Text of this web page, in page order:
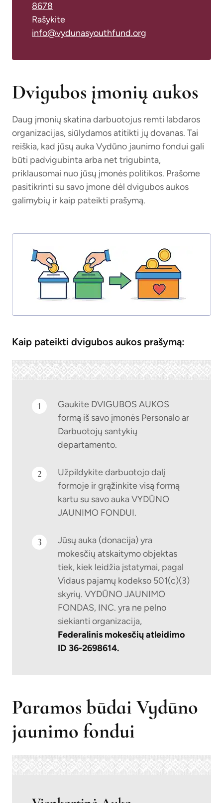
8678
Rašykite
info@vydunasyouthfund.org
Dvigubos įmonių aukos
Daug įmonių skatina darbuotojus remti labdaros
organizacijas, siūlydamos atitikti jų dovanas. Tai
reiškia, kad jūsų auka Vydūno jaunimo fondui gali
būti padvigubinta arba net trigubinta,
priklausomai nuo jūsų įmonės politikos. Prašome
pasitikrinti su savo įmone dėl dvigubos aukos
galimybių ir kaip pateikti prašymą.
Kaip pateikti dvigubos aukos prašymą:
1
Gaukite DVIGUBOS AUKOS
formą iš savo įmonės Personalo ar
Darbuotojų santykių
departamento.
2
Užpildykite darbuotojo dalį
formoje ir grąžinkite visą formą
kartu su savo auka VYDŪNO
JAUNIMO FONDUI.
3
Jūsų auka (donacija) yra
mokesčių atskaitymo objektas
tiek, kiek leidžia įstatymai, pagal
Vidaus pajamų kodekso 501(c)(3)
skyrių. VYDŪNO JAUNIMO
FONDAS, INC. yra ne pelno
siekianti organizacija,
Federalinis mokesčių atleidimo
ID 36-2698614.
Paramos būdai Vydūno
jaunimo fondui